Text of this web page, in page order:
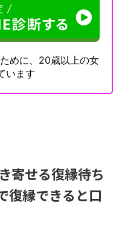
めに、20歳以上の女
います
寄せる復縁待ち
復縁できると口